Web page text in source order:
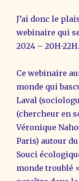
J’ai donc le
webinaire qui
2024 – 20H-22H.
Ce webinaire
monde qui
Laval
(chercheur en
Véronique
Paris) autour
Souci
monde troublé